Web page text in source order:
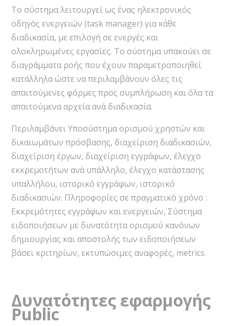
Το σύστημα λειτουργεί ως ένας ηλεκτρονικός
οδηγός ενεργειών (task manager) για κάθε
διαδικασία, με επιλογή σε ενεργές και
ολοκληρωμένες εργασίες. Το σύστημα υπακούει σε
διαγράμματα ροής που έχουν παραμετροποιηθεί
κατάλληλα ώστε να περιλαμβάνουν όλες τις
απαιτούμενες φόρμες προς συμπλήρωση και όλα τα
απαιτούμενα αρχεία ανά διαδικασία.
Περιλαμβάνει Yποσύστημα ορισμού χρηστών και
δικαιωμάτων πρόσβασης, διαχείριση διαδικασιών,
διαχείριση έργων, διαχείριση εγγράφων, έλεγχο
εκκρεμοτήτων ανά υπάλληλο, έλεγχο κατάστασης
υπαλλήλου, ιστορικό εγγράφων, ιστορικό
διαδικασιών. Πληροφορίες σε πραγματικό χρόνο :
Εκκρεμότητες εγγράφων και ενεργειών, Σύστημα
ειδοποιήσεων με δυνατότητα ορισμού κανόνων
δημιουργίας και αποστολής των ειδοποιήσεων
βάσει κριτηρίων, εκτυπώσιμες αναφορές, metrics.
Δυνατότητες εφαρμογής
Public